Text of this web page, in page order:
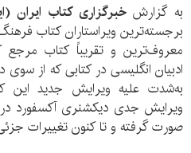
به گزارش خبرگزاری کتاب ایران
برجسته‌ترین ویراستاران کتاب
معروف‌ترین و تقریباً کتاب
ادبیان انگلیسی در کتابی که از
به‌شدت علیه ویرایش جدید این
صورت گرفته و تا کنون تغییرات